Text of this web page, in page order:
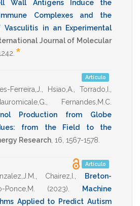
Wall Antigens Induce the
Complexes and the
Vasculitis in an Experimental
Journal of Molecular
*
Artículo
Ferreira,J. Hsiao,A. ,Torrado,I.
Fernandes,M.C.
Production from Globe
from the Field to the
Research 16 1567-1578
Artículo
Chairez,I.
Breton-
Ponce,M. (2023)
Machine
Applied to Predict Autism